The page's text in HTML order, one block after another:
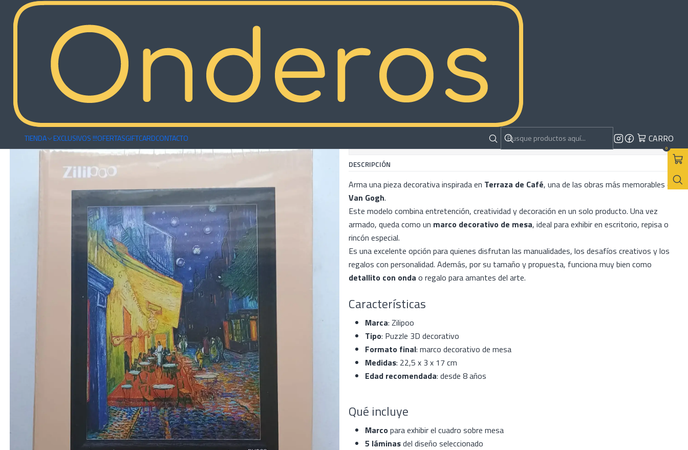
TIENDA EXCLUSIVOS !!!OFERTASGIFTCARDCONTACTO CARRO
0
Inicio
Puzzle 3D Cuadro Van Gogh | Terraza
de Café
DESCRIPCIÓN
Arma una pieza decorativa inspirada en Terraza de Café, una de las obras más memorables de
Van Gogh.
Este modelo combina entretención, creatividad y decoración en un solo producto. Una vez
armado, queda como un marco decorativo de mesa, ideal para exhibir en escritorio, repisa o
rincón especial.
Es una excelente opción para quienes disfrutan las manualidades, los desafíos creativos y los
regalos con personalidad. Además, por su tamaño y propuesta, funciona muy bien como
detallito con onda o regalo para amantes del arte.
Características
Marca: Zilipoo
Tipo: Puzzle 3D decorativo
Formato final: marco decorativo de mesa
Medidas: 22,5 x 3 x 17 cm
Edad recomendada: desde 8 años
Qué incluye
Marcopara exhibir el cuadro sobre mesa
5 láminasdel diseño seleccionado